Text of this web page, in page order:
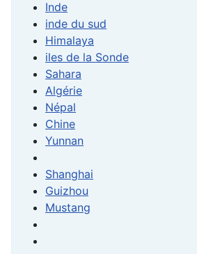
Inde
inde du sud
Himalaya
iles de la Sonde
Sahara
Algérie
Népal
Chine
Yunnan
Shanghai
Guizhou
Mustang